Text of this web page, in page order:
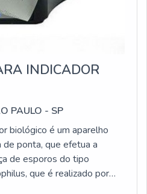
INDICADOR
PAULO - SP
biológico é um aparelho
ponta, que efetua a
de esporos do tipo
que é realizado por